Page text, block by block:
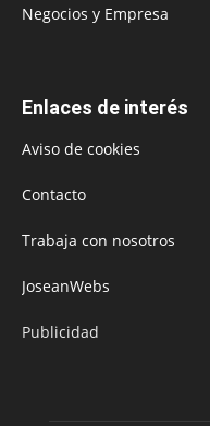
Negocios y Empresa
Enlaces de interés
Aviso de cookies
Contacto
Trabaja con nosotros
JoseanWebs
Publicidad